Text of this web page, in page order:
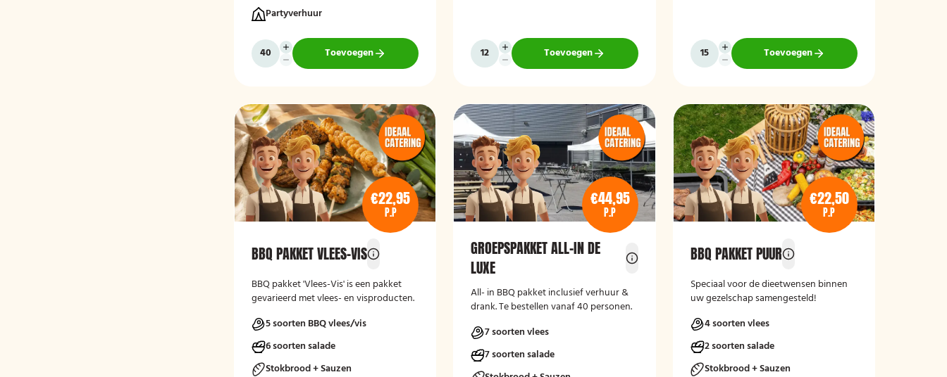
Partyverhuur
Toevoegen Toevoegen Toevoegen
€22,95
P.P
BBQ PAKKET VLEES-VIS
BBQ pakket 'Vlees-Vis' is een pakket
gevarieerd met vlees- en visproducten.
5 soorten BBQ vlees/vis
6 soorten salade
Stokbrood + Sauzen
€44,95
P.P
GROEPSPAKKET ALL-IN DE
LUXE
All- in BBQ pakket inclusief verhuur &
drank. Te bestellen vanaf 40 personen.
7 soorten vlees
7 soorten salade
€22,50
P.P
BBQ PAKKET PUUR
Speciaal voor de dieetwensen binnen
uw gezelschap samengesteld!
4 soorten vlees
2 soorten salade
Stokbrood + Sauzen